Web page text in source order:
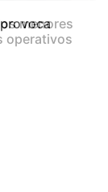
menores
operativos